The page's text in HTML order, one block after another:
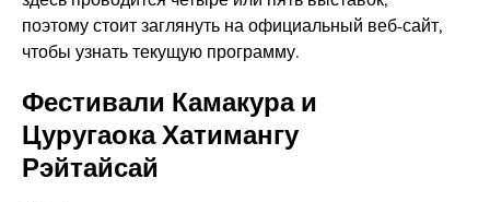
поэтому стоит заглянуть на официальный веб-сайт,
чтобы узнать текущую программу.
Фестивали Камакура и
Цуругаока Хатимангу
Рэйтайсай